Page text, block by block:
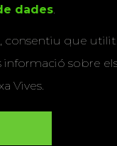
dades
consentiu que
sobre
Vives.